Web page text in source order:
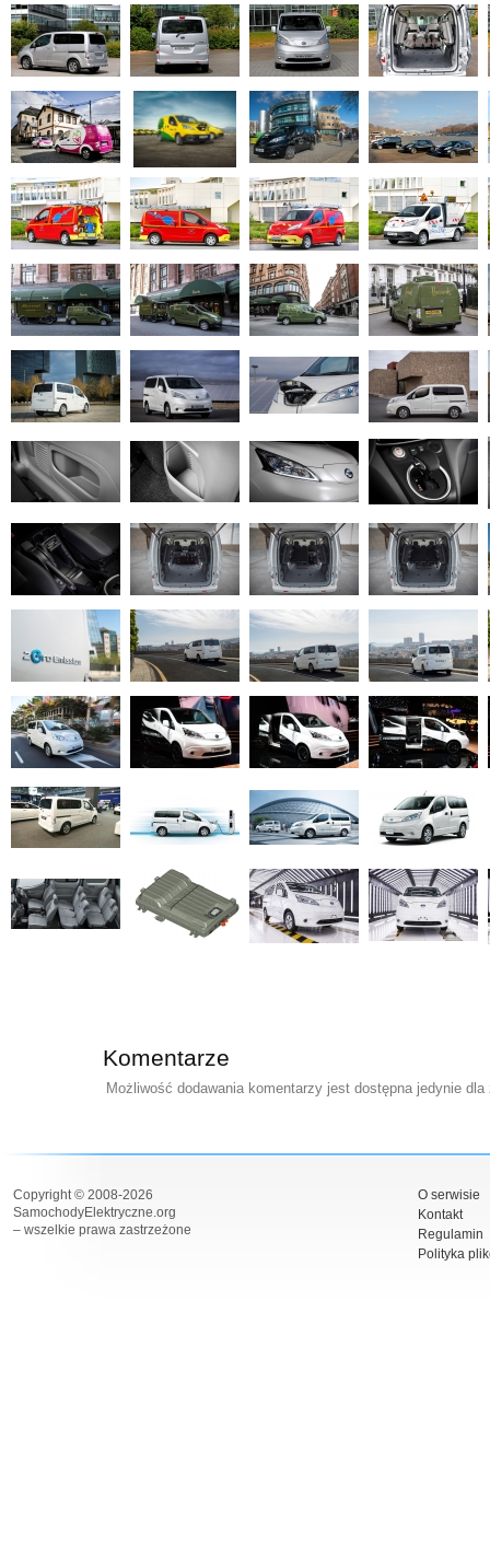
Komentarze
Możliwość dodawania komentarzy jest dostępna jedynie
Copyright © 2008-2026
SamochodyElektryczne.org
– wszelkie prawa zastrzeżone
O serwisie
Kontakt
Regulamin
Polityka